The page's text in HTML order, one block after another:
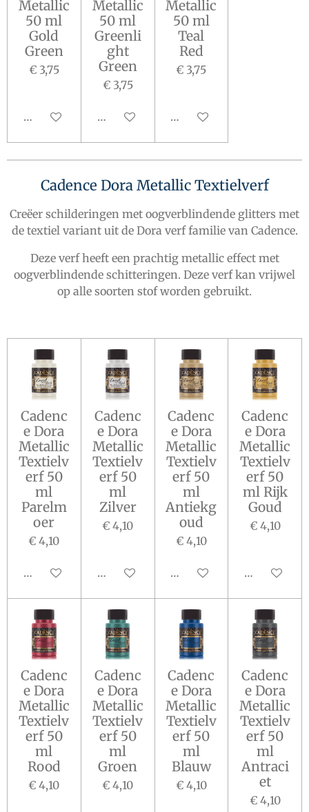
Metallic
50 ml
Gold
Green
€ 3,75
Houd mij op de hoogte
Metallic
50 ml
Greenli
ght
Green
€ 3,75
In winkelwagen
Metallic
50 ml
Teal
Red
€ 3,75
In winkelwagen
Cadence Dora Metallic Textielverf
Creëer schilderingen met oogverblindende glitters met
de textiel variant uit de Dora verf familie van Cadence.
Deze verf heeft een prachtig metallic effect met
oogverblindende schitteringen. Deze verf kan vrijwel
op alle soorten stof worden gebruikt.
Cadenc
e Dora
Metallic
Textielv
erf 50
ml
Parelm
oer
€ 4,10
In winkelwagen
Cadenc
e Dora
Metallic
Textielv
erf 50
ml
Zilver
€ 4,10
In winkelwagen
Cadenc
e Dora
Metallic
Textielv
erf 50
ml
Antiekg
oud
€ 4,10
In winkelwagen
Cadenc
e Dora
Metallic
Textielv
erf 50
ml Rijk
Goud
€ 4,10
In
Cadenc
e Dora
Metallic
Textielv
erf 50
ml
Rood
€ 4,10
Cadenc
e Dora
Metallic
Textielv
erf 50
ml
Groen
€ 4,10
Cadenc
e Dora
Metallic
Textielv
erf 50
ml
Blauw
€ 4,10
Cadenc
e Dora
Metallic
Textielv
erf 50
ml
Antraci
et
€ 4,10